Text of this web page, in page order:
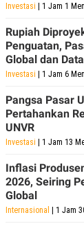
Investasi | 1 Jam 1
Rupiah
Penguatan,
Global dan
Investasi | 1 Jam 6
Pangsa Pasar
Pertahankan
UNVR
Investasi | 1 Jam 13
Inflasi
2026, Seiring
Global
Internasional | 1 Jam